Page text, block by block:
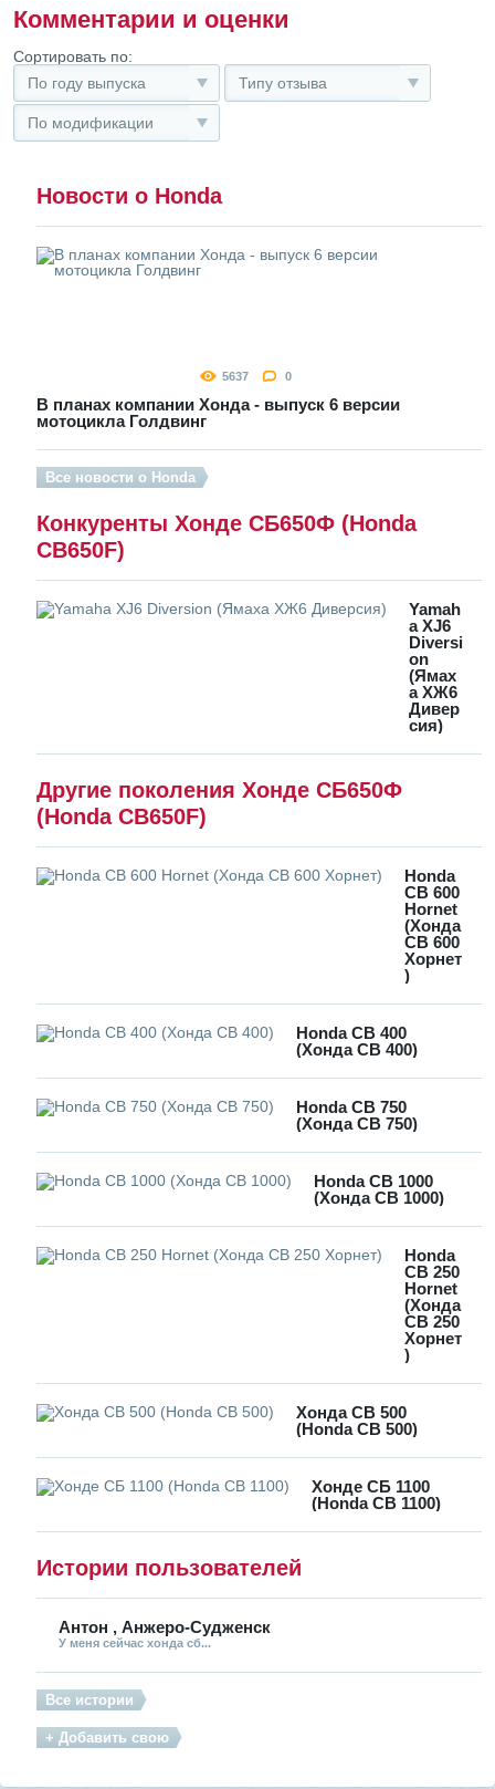
Комментарии и оценки
Сортировать по:
По году выпуска
Типу отзыва
По модификации
Новости о Honda
5637 0
В планах компании Хонда - выпуск 6 версии
мотоцикла Голдвинг
Все новости о Honda
Конкуренты Хонде СБ650Ф (Honda
CB650F)
Yamah
a XJ6
Diversi
on
(Ямах
а ХЖ6
Дивер
сия)
Другие поколения Хонде СБ650Ф
(Honda CB650F)
Honda
CB 600
Hornet
(Хонда
СВ 600
Хорнет
)
Honda CB 400
(Хонда СВ 400)
Honda CB 750
(Хонда СВ 750)
Honda CB 1000
(Хонда СВ 1000)
Honda
CB 250
Hornet
(Хонда
СВ 250
Хорнет
)
Хонда CB 500
(Honda CB 500)
Хонде СБ 1100
(Honda CB 1100)
Истории пользователей
Антон , Анжеро-Судженск
У меня сейчас хонда сб...
Все истории
+ Добавить свою